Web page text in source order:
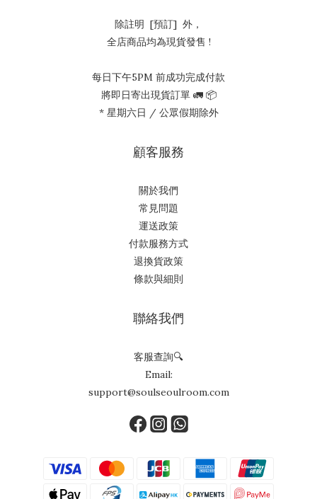
除註明 [預訂] 外，
全店商品均為現貨發售 !
每日下午5PM 前成功完成付款
將即日寄出現貨訂單 🚛 📦
* 星期六日 / 公眾假期除外
顧客服務
關於我們
常見問題
運送政策
付款服務方式
退換貨政策
條款與細則
聯絡我們
客服查詢🔍
Email:
support@soulseoulroom.com